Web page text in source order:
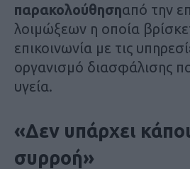
παρακολούθησηαπό την
λοιμώξεων η οποία
επικοινωνία με τις
οργανισμό διασφάλισης
υγεία.
«Δεν υπάρχει
συρροή»